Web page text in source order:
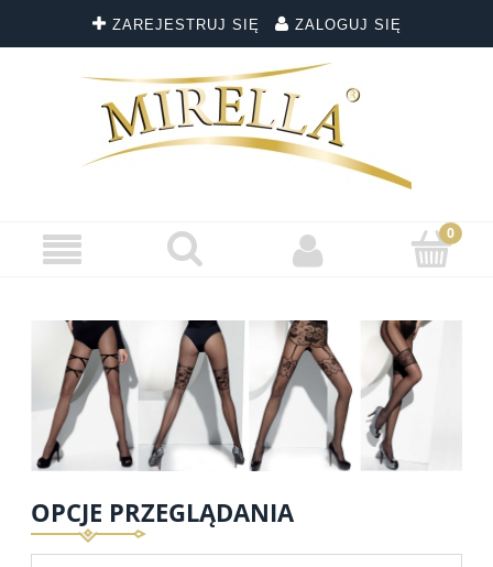
ZAREJESTRUJ SIĘ ZALOGUJ SIĘ
OPCJE PRZEGLĄDANIA